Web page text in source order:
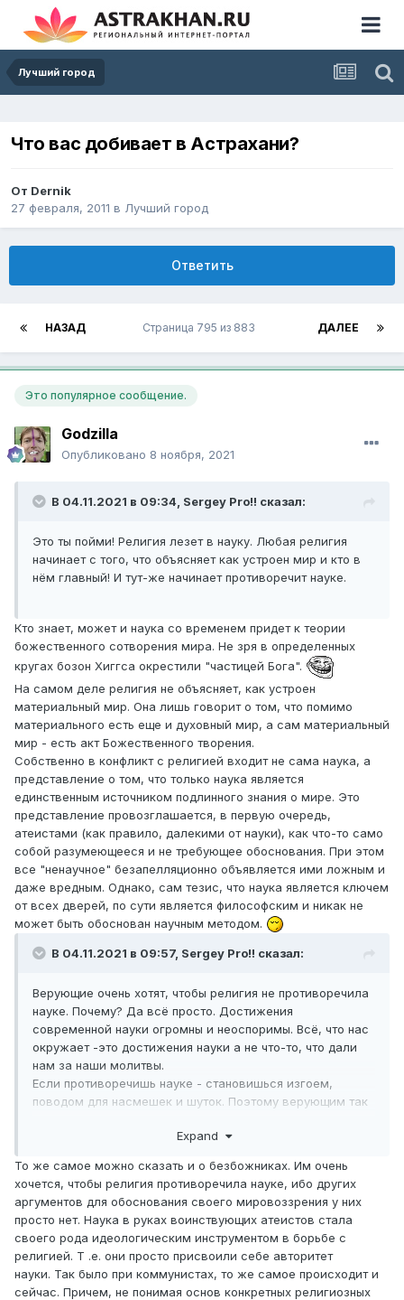
Лучший город
Что вас добивает в Астрахани?
От Dernik
27 февраля, 2011 в Лучший город
Ответить
НАЗАД ДАЛЕЕ
Страница 795 из 883
Это популярное сообщение.
Godzilla
Опубликовано 8 ноября, 2021
В 04.11.2021 в 09:34, Sergey Pro!! сказал:
Это ты пойми! Религия лезет в науку. Любая религия
начинает с того, что объясняет как устроен мир и кто в
нём главный! И тут-же начинает противоречит науке.
Кто знает, может и наука со временем придет к теории
божественного сотворения мира. Не зря в определенных
кругах бозон Хиггса окрестили "частицей Бога".
На самом деле религия не объясняет, как устроен
материальный мир. Она лишь говорит о том, что помимо
материального есть еще и духовный мир, а сам материальный
мир - есть акт Божественного творения.
Собственно в конфликт с религией входит не сама наука, а
представление о том, что только наука является
единственным источником подлинного знания о мире. Это
представление провозглашается, в первую очередь,
атеистами (как правило, далекими от науки), как что-то само
собой разумеющееся и не требующее обоснования. При этом
все "ненаучное" безапелляционно объявляется ими ложным и
даже вредным. Однако, сам тезис, что наука является ключем
от всех дверей, по сути является философским и никак не
может быть обоснован научным методом.
В 04.11.2021 в 09:57, Sergey Pro!! сказал:
Верующие очень хотят, чтобы религия не противоречила
науке. Почему? Да всё просто. Достижения
современной науки огромны и неоспоримы. Всё, что нас
окружает -это достижения науки а не что-то, что дали
нам за наши молитвы.
Если противоречишь науке - становишься изгоем,
поводом для насмешек и шуток. Поэтому верующим так
противоречит науке. Ну пусть создадут религию, которая
ситуации. Без волшебства, богов, духов и попыток
объяснить устройство мира. Такая религия науке бы не
противоречила. Но как людей заставить верить в такую
религию?
Expand
То же самое можно сказать и о безбожниках. Им очень
хочется, чтобы религия противоречила науке, ибо других
аргументов для обоснования своего мировоззрения у них
просто нет. Наука в руках воинствующих атеистов стала
своего рода идеологическим инструментом в борьбе с
религией. Т .е. они просто присвоили себе авторитет
науки. Так было при коммунистах, то же самое происходит и
сейчас. Причем, не понимая основ конкретных религиозных